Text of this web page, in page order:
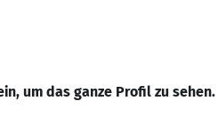
um das ganze Profil zu sehen.